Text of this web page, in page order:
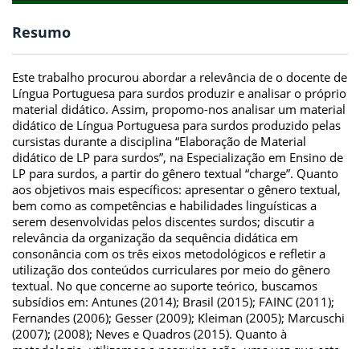
Resumo
Este trabalho procurou abordar a relevância de o docente de
Língua Portuguesa para surdos produzir e analisar o próprio
material didático. Assim, propomo-nos analisar um material
didático de Língua Portuguesa para surdos produzido pelas
cursistas durante a disciplina “Elaboração de Material
didático de LP para surdos”, na Especialização em Ensino de
LP para surdos, a partir do gênero textual “charge”. Quanto
aos objetivos mais específicos: apresentar o gênero textual,
bem como as competências e habilidades linguísticas a
serem desenvolvidas pelos discentes surdos; discutir a
relevância da organização da sequência didática em
consonância com os três eixos metodológicos e refletir a
utilização dos conteúdos curriculares por meio do gênero
textual. No que concerne ao suporte teórico, buscamos
subsídios em: Antunes (2014); Brasil (2015); FAINC (2011);
Fernandes (2006); Gesser (2009); Kleiman (2005); Marcuschi
(2007); (2008); Neves e Quadros (2015). Quanto à